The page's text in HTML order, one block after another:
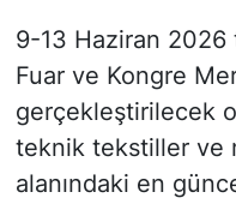
9-13 Haziran 2026
Fuar ve Kongre
gerçekleştirilecek
teknik tekstiller ve
alanındaki en